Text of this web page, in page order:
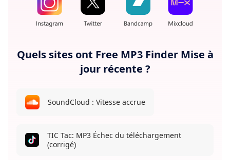
Quels sites ont Free MP3 Finder Mise à
jour récente ?
SoundCloud : Vitesse accrue
TIC Tac: MP3 Échec du téléchargement
(corrigé)